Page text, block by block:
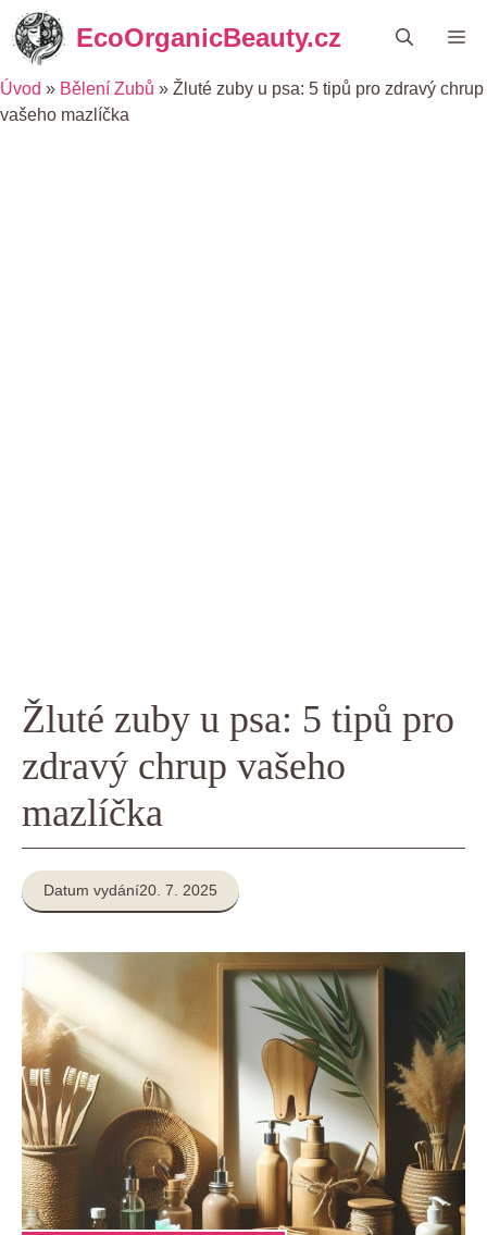
Přeskočit
na
obsah
EcoOrganicBeauty.cz
Úvod » Bělení Zubů » Žluté zuby u psa: 5 tipů pro zdravý chrup
vašeho mazlíčka
Žluté zuby u psa: 5 tipů pro
zdravý chrup vašeho
mazlíčka
Datum vydání20. 7. 2025